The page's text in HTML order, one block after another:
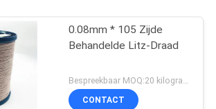
0.08mm * 105 Zijde
Behandelde Litz-Draad
Bespreekbaar MOQ:20 kilogram/Kilogram
CONTACT